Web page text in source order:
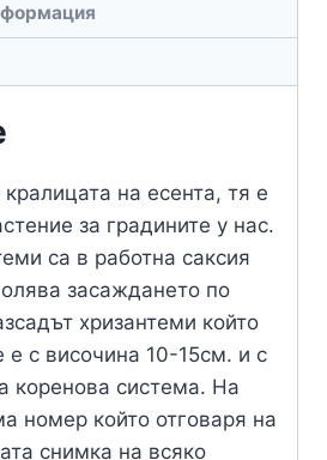
на есента, тя е
за градините у нас.
са в работна саксия
засаждането по
хризантеми който
е с височина 10-15см. и с
коренова система. На
номер който отговаря на
снимка на всяко